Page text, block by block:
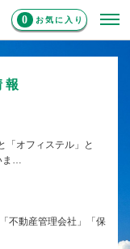
0 お気に入り
「オフィステル」と
ま…
不動産管理会社」「保